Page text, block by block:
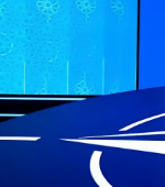
Gündem
Magazin
Özel Haber
Haber Arşivi